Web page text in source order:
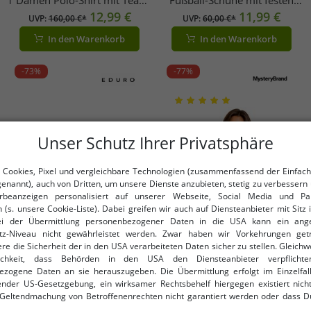
Logo auf der Brust und
Sponsorenlogos auf den
Ärmeln 701229256 001 Grün
UVP:160,00 €* 12,99 €
In den Warenkorb
Metallstollenspitzen Trainings-
Schuhe Sport-Schuhe Schnür-
Schuhe Fitness-Zubehör
107904 Neon-Grün/Blau oder
UVP:60,00 €* 11,99 €
In den Warenkorb
-73%
Verfügbare Größen
OneSize (für mehr Details, siehe
-77%
Verfügbare Größen
40
Unser Schutz Ihrer Privatsphäre
Pixel und vergleichbare Technologien (zusammenfassend der
auch von Dritten, um unsere Dienste anzubieten, stetig zu verbessern
personalisiert auf unserer Webseite, Social Media und
(s. unsere Cookie-Liste). Dabei greifen wir auch auf Diensteanbieter mit Sitz
der Übermittlung personenbezogener Daten in die USA kann ein
Niveau nicht gewährleistet werden. Zwar haben wir Vorkehrungen
die Sicherheit der in den USA verarbeiteten Daten sicher zu stellen.
dass Behörden in den USA den Diensteanbieter
Daten an sie herauszugeben. Die Übermittlung erfolgt im
US-Gesetzgebung, ein wirksamer Rechtsbehelf hiergegen existiert
von Betroffenenrechten nicht garantiert werden oder dass